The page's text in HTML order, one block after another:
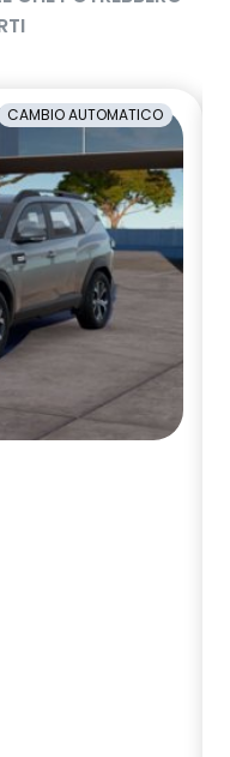
CAMBIO AUTOMATICO